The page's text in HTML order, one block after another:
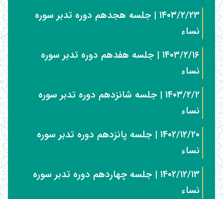
۱۴۰۳/۲/۲۳ | جلسه هجدهم دوره تدبر سوره
نساء
۱۴۰۳/۲/۱۶ | جلسه هفدهم دوره تدبر سوره
نساء
۱۴۰۳/۲/۲ | جلسه شانزدهم دوره تدبر سوره
نساء
۱۴۰۲/۱۲/۲۰ | جلسه پانزدهم دوره تدبر سوره
نساء
۱۴۰۲/۱۲/۱۳ | جلسه چهاردهم دوره تدبر سوره
نساء